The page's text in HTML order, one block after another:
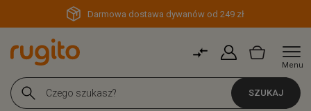
Darmowa dostawa dywanów od 249 zł
Menu
SZUKAJ